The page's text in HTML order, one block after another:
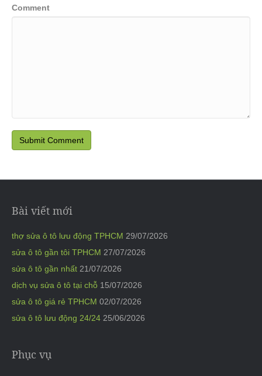
Comment
Bài viết mới
thợ sửa ô tô lưu động TPHCM 29/07/2026
sửa ô tô gần tôi TPHCM 27/07/2026
sửa ô tô gần nhất 21/07/2026
dịch vụ sửa ô tô tại chỗ 15/07/2026
sửa ô tô giá rẻ TPHCM 02/07/2026
sửa ô tô lưu động 24/24 25/06/2026
Phục vụ